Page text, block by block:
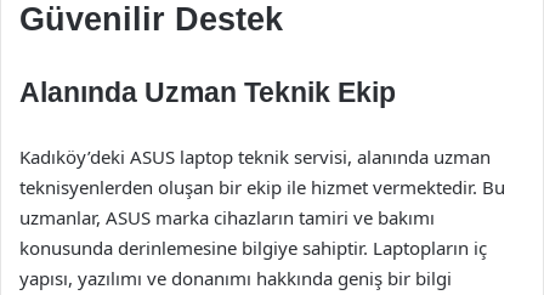
Güvenilir Destek
Alanında Uzman Teknik Ekip
Kadıköy’deki ASUS laptop teknik servisi, alanında uzman
teknisyenlerden oluşan bir ekip ile hizmet vermektedir. Bu
uzmanlar, ASUS marka cihazların tamiri ve bakımı
konusunda derinlemesine bilgiye sahiptir. Laptopların iç
yapısı, yazılımı ve donanımı hakkında geniş bir bilgi